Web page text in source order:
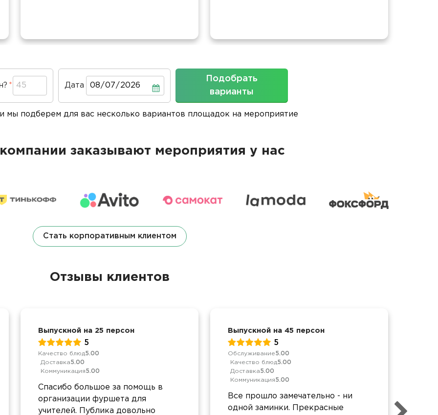
Дата Дата
Подобрать
варианты
и мы подберем для вас несколько вариантов площадок на мероприятие
заказывают мероприятия у нас
Стать корпоративным клиентом
Отзывы клиентов
Выпускной на 25 персон
5
Качество блюд5.00
Доставка5.00
Коммуникация5.00
Спасибо большое за помощь в
организации фуршета для
учителей. Публика довольно
Выпускной на 45 персон
5
Обслуживание5.00
Качество блюд5.00
Доставка5.00
Коммуникация5.00
Все прошло замечательно - ни
одной заминки. Прекрасные